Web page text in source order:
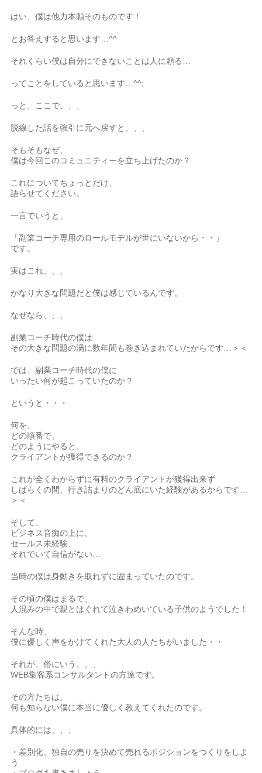
はい、僕は他力本願そのものです！
とお答えすると思います…^^
それくらい僕は自分にできないことは人に頼る…
ってことをしていると思います…^^;
っと、ここで、、、
脱線した話を強引に元へ戻すと、、、
そもそもなぜ、
僕は今回このコミュニティーを立ち上げたのか？
これについてちょっとだけ、
語らせてください。
一言でいうと、
「副業コーチ専用のロールモデルが世にいないから・・」
です。
実はこれ、、、
かなり大きな問題だと僕は感じているんです。
なぜなら、、、
副業コーチ時代の僕は
その大きな問題の渦に数年間も巻き込まれていたからです…＞＜
では、副業コーチ時代の僕に
いったい何が起こっていたのか？
というと・・・
何を、
どの順番で、
どのようにやると、
クライアントが獲得できるのか？
これが全くわからずに有料のクライアントが獲得出来ず
しばらくの間、行き詰まりのどん底にいた経験があるからです…
＞＜
そして、
ビジネス音痴の上に、
セールス未経験、
それでいて自信がない…
当時の僕は身動きを取れずに固まっていたのです。
その頃の僕はまるで、
人混みの中で親とはぐれて泣きわめいている子供のようでした！
そんな時、
僕に優しく声をかけてくれた大人の人たちがいました・・
それが、俗にいう、、、
WEB集客系コンサルタントの方達です。
その方たちは、
何も知らない僕に本当に優しく教えてくれたのです。
具体的には、、、
・差別化、独自の売りを決めて売れるポジションをつくりをしよ
う